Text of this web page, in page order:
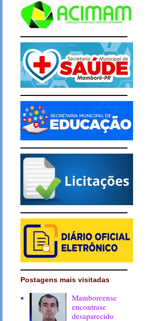
Postagens mais visitadas
Mamboreense
encontrase
desaparecido